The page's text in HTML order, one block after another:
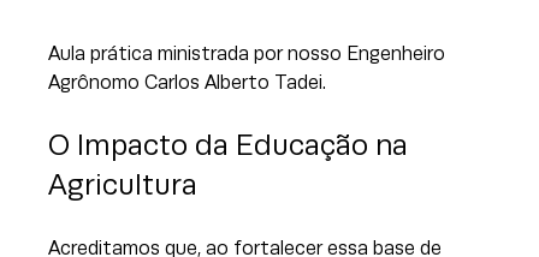
Aula prática ministrada por nosso Engenheiro
Agrônomo Carlos Alberto Tadei.
O Impacto da Educação na
Agricultura
Acreditamos que, ao fortalecer essa base de